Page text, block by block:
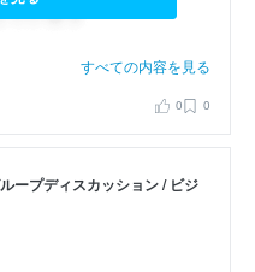
すべての内容を見る
0 0
ープディスカッション / ビジ